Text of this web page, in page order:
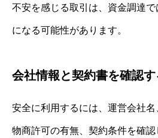
不安を感じる取引は、資金調達
になる可能性があります。
会社情報と契約書を確認す
安全に利用するには、運営会社
物商許可の有無、契約条件を確認